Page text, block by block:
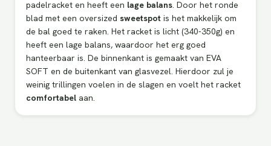
padelracket en heeft een lage balans Door het ronde
blad met een oversized sweetspot is het makkelijk om
de bal goed te raken. Het racket is licht (340-350g) en
heeft een lage balans, waardoor het erg goed
hanteerbaar is. De binnenkant is gemaakt van EVA
SOFT en de buitenkant van glasvezel. Hierdoor zul je
weinig trillingen voelen in de slagen en voelt het racket
comfortabel aan.